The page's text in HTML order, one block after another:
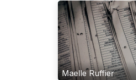
Maelle Ruffier